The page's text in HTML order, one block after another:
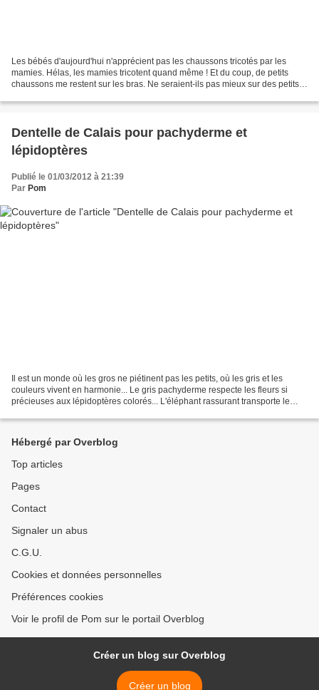
Les bébés d'aujourd'hui n'apprécient pas les chaussons tricotés par les
mamies. Hélas, les mamies tricotent quand même ! Et du coup, de petits
chaussons me restent sur les bras. Ne seraient-ils pas mieux sur des petits
Dentelle de Calais pour pachyderme et
lépidoptères
Publié le 01/03/2012 à 21:39
Par Pom
Il est un monde où les gros ne piétinent pas les petits, où les gris et les
couleurs vivent en harmonie... Le gris pachyderme respecte les fleurs si
précieuses aux lépidoptères colorés... L'éléphant rassurant transporte le
Hébergé par Overblog
Top articles
Pages
Contact
Signaler un abus
C.G.U.
Cookies et données personnelles
Préférences cookies
Voir le profil de Pom sur le portail Overblog
Créer un blog sur Overblog
Créer un blog